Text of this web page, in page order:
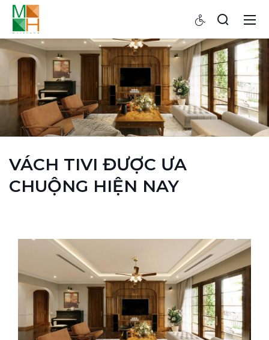
VÁCH TIVI ĐƯỢC ƯA
CHUỘNG HIỆN NAY